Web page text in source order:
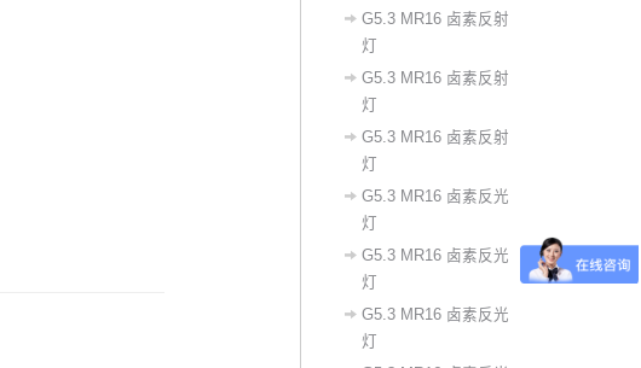
G5.3 MR16 卤素反射
灯
G5.3 MR16 卤素反射
灯
G5.3 MR16 卤素反射
灯
‌G5.3 MR16 卤素反光
灯‌
​G5.3 MR16 卤素反光
灯
G5.3 MR16 卤素反光
灯